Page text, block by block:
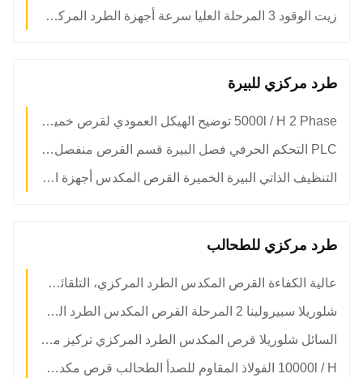
زيت الوقود 3 المرحلة العليا سرعة أجهزة الطرد المركزي القرص الطرد المركزي فاصل النفط الثقيل نموذج PDSD-8000
طرد مركزي للبيرة
5000l / H 2 Phase توضيح الهيكل العمودي لقرص خميرة البيرة المكدس
PLC التحكم الحرفي فصل البيرة قسم القرص منفصل مع مشورة الحفاظ على الضغط
التنظيف الذاتي البيرة الخميرة القرص المكدس أجهزة الطرد المركزي فاصل للتوضيح
طرد مركزي للطحالب
عالية الكفاءة القرص المكدس الطرد المركزي، التلقائي الطحالب نزح المياه فاصل
شلوريلا سبيرولينا 2 المرحلة القرص المكدس الطرد المركزي الطحالب الكتلة الحيوية الطرد المركزي
السائل شلوريلا قرص المكدس الطرد المركزي تركيز معدات للطحالب 2 المرحلة
10000l / H الفولاذ المقاوم للصدأ الطحالب قرص مكدس الطرد المركزي سعة متغيرة التفريغ